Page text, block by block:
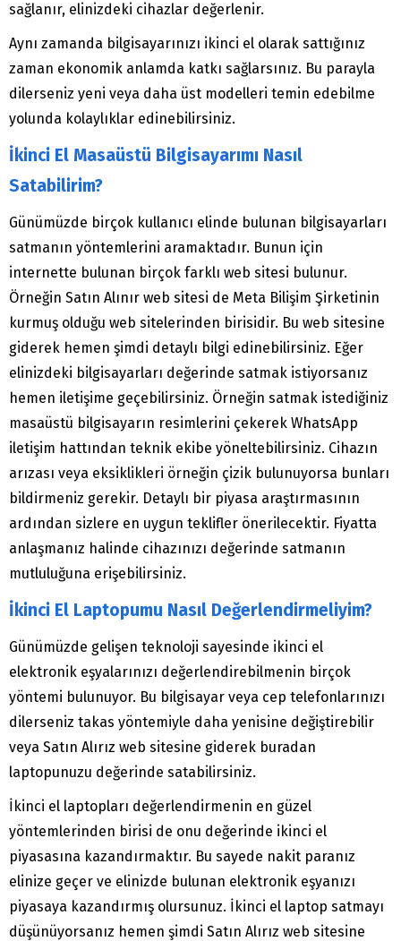
sağlanır, elinizdeki cihazlar değerlenir.
Aynı zamanda bilgisayarınızı ikinci el olarak sattığınız
zaman ekonomik anlamda katkı sağlarsınız. Bu parayla
dilerseniz yeni veya daha üst modelleri temin edebilme
yolunda kolaylıklar edinebilirsiniz.
İkinci El Masaüstü Bilgisayarımı Nasıl
Satabilirim?
Günümüzde birçok kullanıcı elinde bulunan bilgisayarları
satmanın yöntemlerini aramaktadır. Bunun için
internette bulunan birçok farklı web sitesi bulunur.
Örneğin Satın Alınır web sitesi de Meta Bilişim Şirketinin
kurmuş olduğu web sitelerinden birisidir. Bu web sitesine
giderek hemen şimdi detaylı bilgi edinebilirsiniz. Eğer
elinizdeki bilgisayarları değerinde satmak istiyorsanız
hemen iletişime geçebilirsiniz. Örneğin satmak istediğiniz
masaüstü bilgisayarın resimlerini çekerek WhatsApp
iletişim hattından teknik ekibe yöneltebilirsiniz. Cihazın
arızası veya eksiklikleri örneğin çizik bulunuyorsa bunları
bildirmeniz gerekir. Detaylı bir piyasa araştırmasının
ardından sizlere en uygun teklifler önerilecektir. Fiyatta
anlaşmanız halinde cihazınızı değerinde satmanın
mutluluğuna erişebilirsiniz.
İkinci El Laptopumu Nasıl Değerlendirmeliyim?
Günümüzde gelişen teknoloji sayesinde ikinci el
elektronik eşyalarınızı değerlendirebilmenin birçok
yöntemi bulunuyor. Bu bilgisayar veya cep telefonlarınızı
dilerseniz takas yöntemiyle daha yenisine değiştirebilir
veya Satın Alırız web sitesine giderek buradan
laptopunuzu değerinde satabilirsiniz.
İkinci el laptopları değerlendirmenin en güzel
yöntemlerinden birisi de onu değerinde ikinci el
piyasasına kazandırmaktır. Bu sayede nakit paranız
elinize geçer ve elinizde bulunan elektronik eşyanızı
piyasaya kazandırmış olursunuz. İkinci el laptop satmayı
düşünüyorsanız hemen şimdi Satın Alırız web sitesine